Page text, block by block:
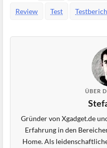
Review Test
ÜBER
Gründer von Xgadget.de
Erfahrung in den
Home. Als